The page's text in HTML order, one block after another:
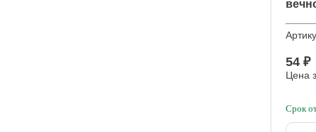
54 ₽
Цена
Срок